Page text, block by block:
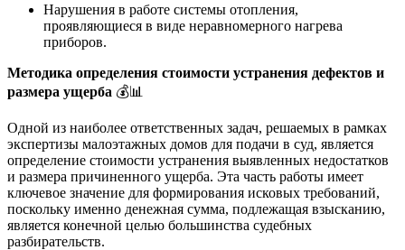
Нарушения в работе системы отопления,
проявляющиеся в виде неравномерного нагрева
приборов.
Методика определения стоимости устранения дефектов и
размера ущерба 💰📊
Одной из наиболее ответственных задач, решаемых в рамках
экспертизы малоэтажных домов для подачи в суд, является
определение стоимости устранения выявленных недостатков
и размера причиненного ущерба. Эта часть работы имеет
ключевое значение для формирования исковых требований,
поскольку именно денежная сумма, подлежащая взысканию,
является конечной целью большинства судебных
разбирательств.